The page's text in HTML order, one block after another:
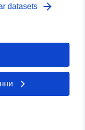
datasets arrow_forward